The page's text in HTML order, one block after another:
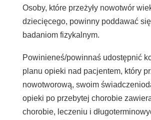
Osoby, które przeżyły nowotwór
dziecięcego, powinny poddawać
badaniom fizykalnym.
Powinieneś/powinnaś udostępnić
planu opieki nad pacjentem, który
nowotworową, swoim
opieki po przebytej chorobie
chorobie, leczeniu i